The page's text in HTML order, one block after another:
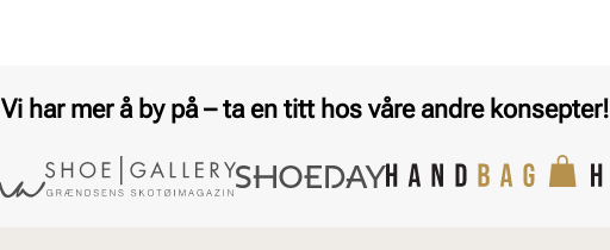
Vi har mer å by på – ta en titt hos våre andre konsepter!